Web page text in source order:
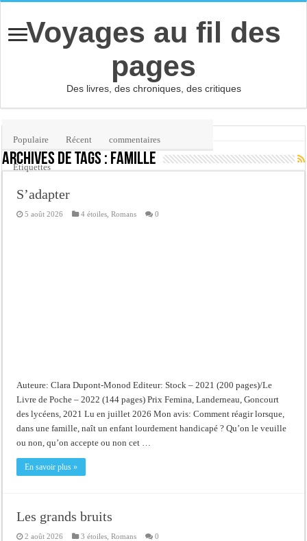
Voyages au fil des
pages
Des livres, des chroniques, des critiques
Archives de tags : famille
S’adapter
5 août 2026 4 étoiles ,Romans 0
Auteure: Clara Dupont-Monod Editeur: Stock – 2021 (200 pages)/Le
Livre de Poche – 2022 (144 pages) Prix Femina, Landerneau, Goncourt
des lycéens, 2021 Lu en juillet 2026 Mon avis: Comment réagir lorsque,
dans une famille, naît un enfant lourdement handicapé ? Qu’on le veuille
ou non, qu’on accepte ou non cet …
En savoir plus »
Les grands bruits
2 août 2026 3 étoiles ,Romans 0
Populaire Récent commentaires
Etiquettes